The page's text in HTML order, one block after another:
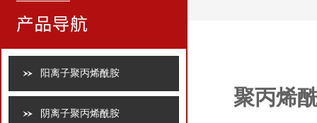
阳离子聚丙烯酰胺
阴离子聚丙烯酰胺
聚丙烯